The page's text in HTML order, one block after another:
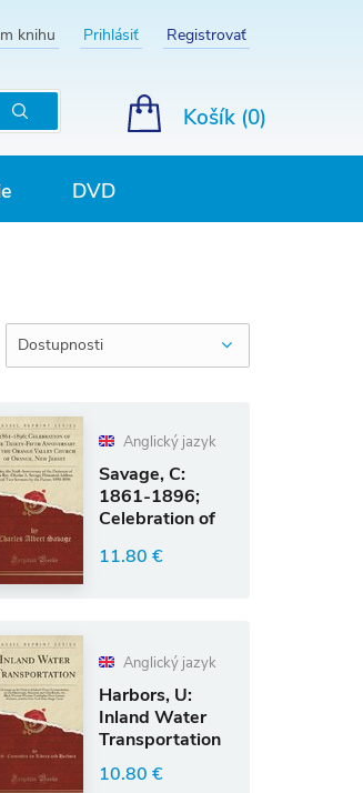
knihu Prihlásiť Registrovať
Hľadať
Košík (0)
DVD
Dostupnosti
Anglický jazyk
Savage, C:
1861-1896;
Celebration of
Annive
11.80 €
Anglický jazyk
Harbors, U:
Inland Water
Transportation
10.80 €